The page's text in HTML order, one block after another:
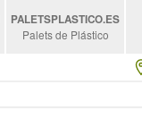
PALETSPLASTICO.ES
Palets de Plástico